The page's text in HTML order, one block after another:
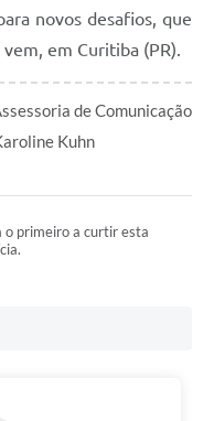
novos desafios, que
em Curitiba (PR).
de Comunicação
Kuhn
o primeiro a curtir esta